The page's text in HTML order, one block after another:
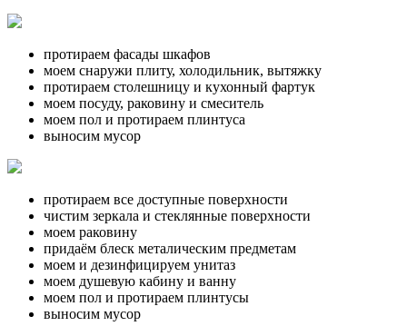
протираем фасады шкафов
моем снаружи плиту, холодильник, вытяжку
протираем столешницу и кухонный фартук
моем посуду, раковину и смеситель
моем пол и протираем плинтуса
выносим мусор
протираем все доступные поверхности
чистим зеркала и стеклянные поверхности
моем раковину
придаём блеск металическим предметам
моем и дезинфицируем унитаз
моем душевую кабину и ванну
моем пол и протираем плинтусы
выносим мусор